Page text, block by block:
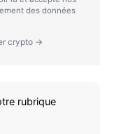
des données
crypto →
rubrique